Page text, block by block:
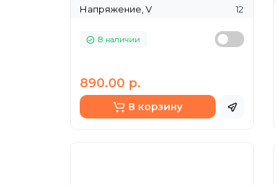
Напряжение, V
12
В наличии
890.00 р.
В корзину